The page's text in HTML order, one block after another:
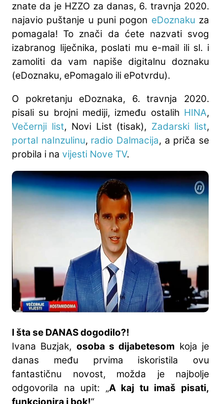
znate da je HZZO za danas, 6. travnja 2020.
najavio puštanje u puni pogon eDoznaku za
pomagala! To znači da ćete nazvati svog
izabranog liječnika, poslati mu e-mail ili sl. i
zamoliti da vam napiše digitalnu doznaku
(eDoznaku, ePomagalo ili ePotvrdu).
O pokretanju eDoznaka, 6. travnja 2020.
pisali su brojni mediji, između ostalih HINA,
Večernji list, Novi List (tisak), Zadarski list,
portal naInzulinu, radio Dalmacija, a priča se
probila i na vijesti Nove TV.
I šta se DANAS dogodilo?!
Ivana Buzjak, osoba s dijabetesom koja je
danas među prvima iskoristila ovu
fantastičnu novost, možda je najbolje
odgovorila na upit: „A kaj tu imaš pisati,
funkcionira i bok!“